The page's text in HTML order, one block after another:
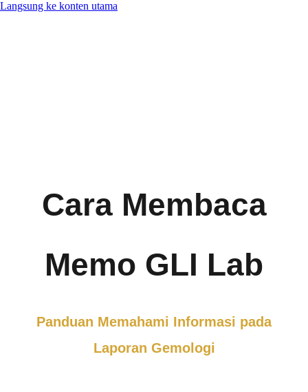
Langsung ke konten utama
Cara Membaca
Memo GLI Lab
Panduan Memahami Informasi pada
Laporan Gemologi